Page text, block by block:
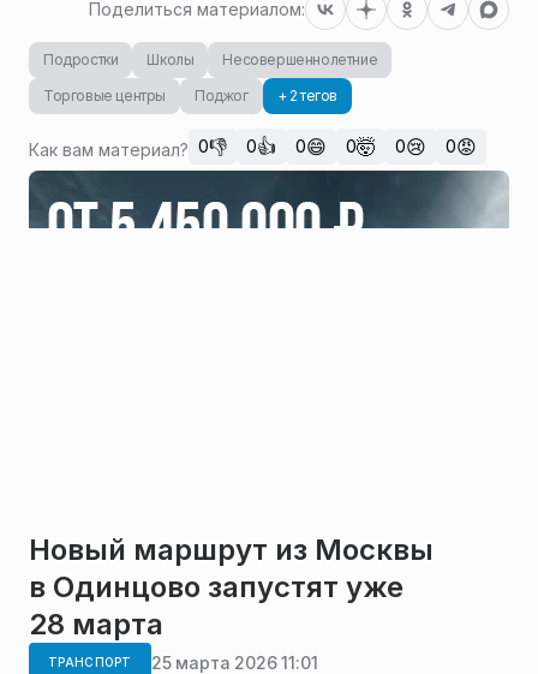
Поделиться материалом:
Подростки Школы
Несовершеннолетние
Торговые центры
Поджог + 2 тегов
Как вам материал? 0👎 0👍 0😄 0🤯 0😢 0😡
Новый маршрут из Москвы
в Одинцово запустят уже
28 марта
ТРАНСПОРТ 25 марта 2026 11:01